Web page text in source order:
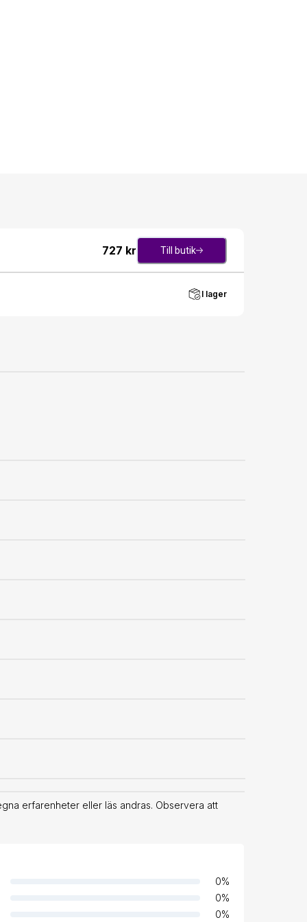
727 kr Till butik
I lager
erfarenheter eller läs andras. Observera att
0%
0%
0%